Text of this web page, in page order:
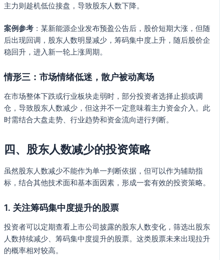
主力则趁机低位接盘，导致股东人数下降。
案例参考 ：某新能源企业发布预盈公告后，股价短期大涨，但随
后出现回调，股东人数明显减少，筹码集中度上升，随后股价企
稳回升，进入新一轮上涨周期。
情形三：市场情绪低迷，散户被动离场
在市场整体下跌或行业板块走弱时，部分投资者选择止损或调
仓，导致股东人数减少，但这并不一定意味着主力资金介入。此
时需结合大盘走势、行业趋势和资金流向进行判断。
四、股东人数减少的投资策略
虽然股东人数减少不能作为单一判断依据，但可以作为辅助指
标，结合其他技术面和基本面因素，形成一套有效的投资策略。
1. 关注筹码集中度提升的股票
投资者可以定期查看上市公司披露的股东人数变化，筛选出股东
人数持续减少、筹码集中度提升的股票。这类股票未来出现拉升
的概率相对较高。